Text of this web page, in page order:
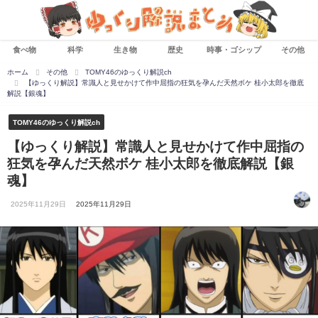
食べ物 科学 生き物 歴史 時事・ゴシップ その他
ホーム その他
TOMY46のゆっくり解説ch
【ゆっくり解説】常識人と見せかけて作中屈指の狂気を孕んだ天然ボケ 桂小太郎を徹底
解説【銀魂】
TOMY46のゆっくり解説ch
【ゆっくり解説】常識人と見せかけて作中屈指の
狂気を孕んだ天然ボケ 桂小太郎を徹底解説【銀
魂】
2025年11月29日 2025年11月29日